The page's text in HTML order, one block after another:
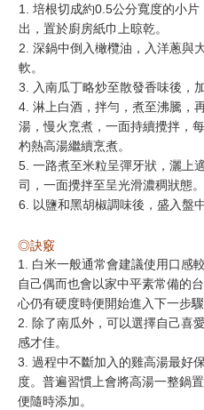
1. 培根切成約0.5公分寬度的小
出，置於廚房紙巾上晾乾。
2. 深鍋中倒入橄欖油，入洋蔥與
軟。
3. 入南瓜丁略炒至散發香味後，
4. 淋上白酒，拌勻，煮至沸騰，
湯，慢火烹煮，一面持續攪拌，
杓熱高湯繼續烹煮。
5. 一路煮至米粒呈彈牙狀，灑上
司，一面攪拌至呈光滑濃稠狀態。
6. 以鹽和黑胡椒調味後，盛入盤
◎訣竅
1. 白米一般通常會建議使用口感
自己偶而也會以家中平素常備的
心仍有硬度時便開始進入下一步
2. 除了南瓜外，可以選擇自己喜
感才佳。
3. 過程中不斷加入的雞高湯最好
度。普遍習慣上會將高湯一整鍋
便隨時添加。